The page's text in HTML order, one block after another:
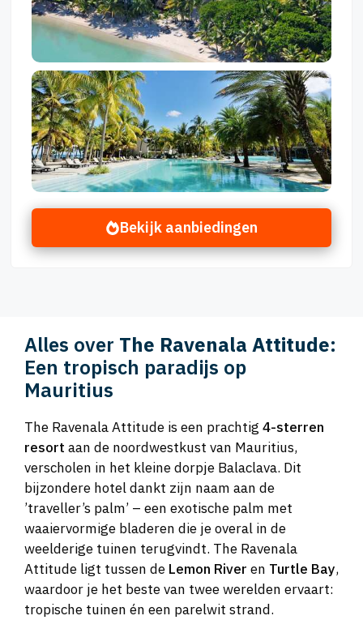
Bekijk aanbiedingen
Alles over The Ravenala Attitude:
Een tropisch paradijs op
Mauritius
The Ravenala Attitude is een prachtig 4-sterren
resort aan de noordwestkust van Mauritius,
verscholen in het kleine dorpje Balaclava. Dit
bijzondere hotel dankt zijn naam aan de
’traveller’s palm’ – een exotische palm met
waaiervormige bladeren die je overal in de
weelderige tuinen terugvindt. The Ravenala
Attitude ligt tussen de Lemon River en Turtle Bay,
waardoor je het beste van twee werelden ervaart:
tropische tuinen én een parelwit strand.